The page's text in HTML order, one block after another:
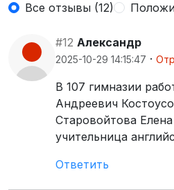
Все отзывы (12)
#12 Александр
2025-10-29 14:15:47 ·
В 107 гимназии
Андреевич
Старовойтова
учительница
Ответить